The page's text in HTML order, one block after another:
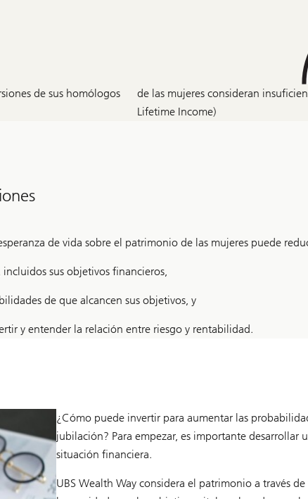
de sus homólogos
de las mujeres consideran
Lifetime Income)
de vida sobre el patrimonio de las mujeres puede
sus objetivos financieros,
de que alcancen sus objetivos, y
y entender la relación entre riesgo y rentabilidad.
¿Cómo puede invertir para aumentar las
jubilación? Para empezar, es importante desarrollar
situación financiera.
UBS Wealth Way considera el patrimonio a través